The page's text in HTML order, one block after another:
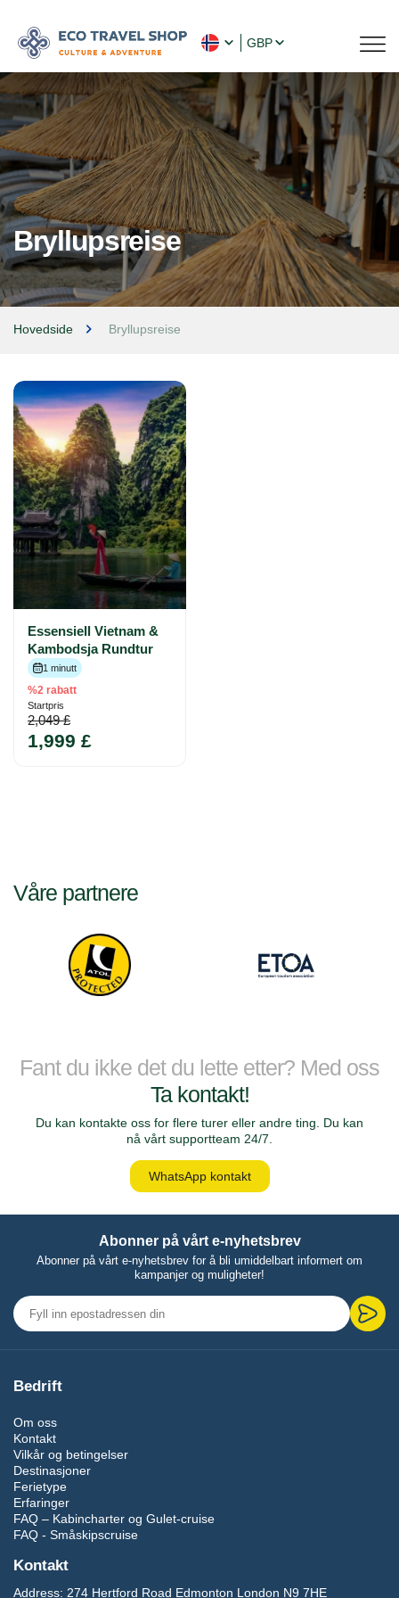
GBP
Bryllupsreise
Hovedside Bryllupsreise
Essensiell Vietnam &
Kambodsja Rundtur
1 minutt
%2 rabatt
Startpris
2,049 £
1,999 £
Våre partnere
Fant du ikke det du lette etter? Med oss
Ta kontakt!
Du kan kontakte oss for flere turer eller andre ting. Du kan
nå vårt supportteam 24/7.
WhatsApp kontakt
Abonner på vårt e-nyhetsbrev
Abonner på vårt e-nyhetsbrev for å bli umiddelbart informert om
kampanjer og muligheter!
Bedrift
Om oss
Kontakt
Vilkår og betingelser
Destinasjoner
Ferietype
Erfaringer
FAQ – Kabincharter og Gulet-cruise
FAQ - Småskipscruise
Kontakt
Address: 274 Hertford Road Edmonton London N9 7HE